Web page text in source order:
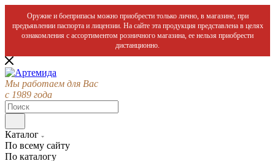
Оружие и боеприпасы можно приобрести только лично, в магазине, при
предъявлении паспорта и лицензии. На сайте эта продукция представлена в целях
ознакомления с ассортиментом розничного магазина, ее нельзя приобрести
дистанционно.
Мы работаем для Вас
с 1989 года
Каталог
По всему сайту
По каталогу